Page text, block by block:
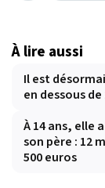
À lire aussi
Il est
en dessous
À 14 ans, elle
son père : 12
500 euros